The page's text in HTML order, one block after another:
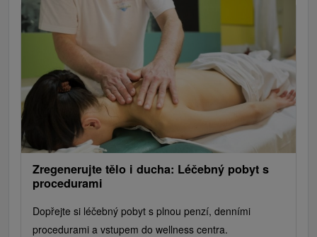
Zregenerujte tělo i ducha: Léčebný pobyt s
procedurami
Dopřejte si léčebný pobyt s plnou penzí, denními
procedurami a vstupem do wellness centra.